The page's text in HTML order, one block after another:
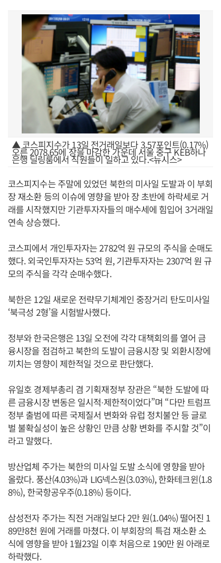
▲ 코스피지수가 13일 전거래일보다 3.57포인트(0.17%)
오른 2078.65에 장을 마감한 가운데 서울 중구 KEB하나
은행 딜링룸에서 직원들이 일하고 있다.<뉴시스>
코스피지수는 주말에 있었던 북한의 미사일 도발과 이 부회
장 재소환 등의 이슈에 영향을 받아 장 초반에 하락세로 거
래를 시작했지만 기관투자자들의 매수세에 힘입어 3거래일
연속 상승했다.
코스피에서 개인투자자는 2782억 원 규모의 주식을 순매도
했다. 외국인투자자는 53억 원, 기관투자자는 2307억 원 규
모의 주식을 각각 순매수했다.
북한은 12일 새로운 전략무기체계인 중장거리 탄도미사일
‘북극성 2형’을 시험발사했다.
정부와 한국은행은 13일 오전에 각각 대책회의를 열어 금
융시장을 점검하고 북한의 도발이 금융시장 및 외환시장에
끼치는 영향이 제한적일 것으로 판단했다.
유일호 경제부총리 겸 기획재정부 장관은 “북한 도발에 따
른 금융시장 변동은 일시적∙제한적이었다”며 “다만 트럼프
정부 출범에 따른 국제질서 변화와 유럽 정치불안 등 글로
벌 불확실성이 높은 상황인 만큼 상황 변화를 주시할 것”이
라고 말했다.
방산업체 주가는 북한의 미사일 도발 소식에 영향을 받아
올랐다. 풍산(4.03%)과 LIG넥스원(3.03%), 한화테크윈(1.8
8%), 한국항공우주(0.18%) 등이다.
삼성전자 주가는 직전 거래일보다 2만 원(1.04%) 떨어진 1
89만8천 원에 거래를 마쳤다. 이 부회장의 특검 재소환 소
식에 영향을 받아 1월23일 이후 처음으로 190만 원 아래로
하락했다.